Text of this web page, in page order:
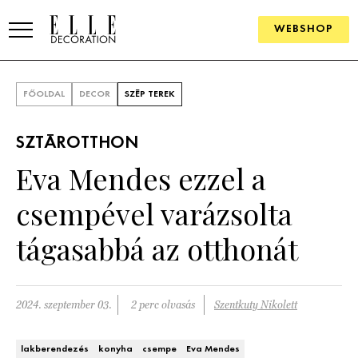
WEBSHOP
SZOBÁK
Konyha
Fürdőszoba
Nappali
ÖTLETEK
SZÉP TEREK
Szállodák és vendégházak WEBSHOP
FŐOLDAL DECOR SZÉP TEREK
SZTÁROTTHON
Eva Mendes ezzel a
csempével varázsolta
tágasabbá az otthonát
2024. szeptember 03. 2 perc olvasás Szentkuty Nikolett
lakberendezés konyha csempe
Eva Mendes